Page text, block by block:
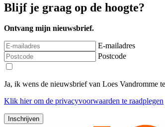
Blijf je graag op de hoogte?
Ontvang mijn nieuwsbrief.
E-mailadres
Postcode
Ja, ik wens de nieuwsbrief van Loes Vandromme
Klik hierom de privacyvoorwaarden te raadplegen